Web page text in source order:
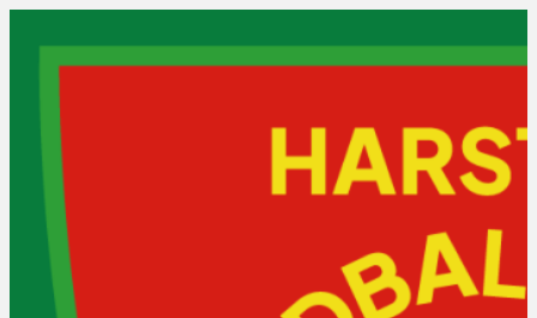
Treningstider
Våre lag